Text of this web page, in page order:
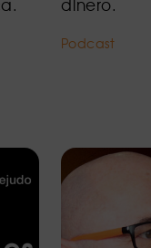
dinero.
Podcast